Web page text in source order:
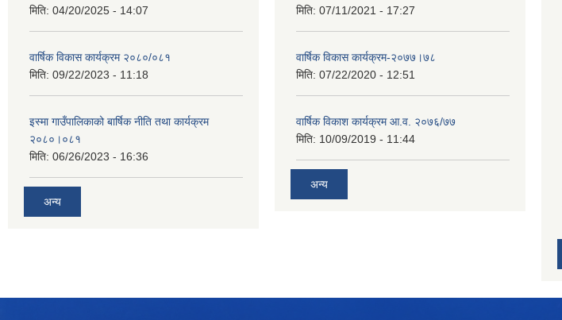
मिति: 04/20/2025 - 14:07
वार्षिक विकास कार्यक्रम २०८०/०८१
मिति: 09/22/2023 - 11:18
इस्मा गाउँपालिकाको बार्षिक नीति तथा कार्यक्रम
२०८०।०८१
मिति: 06/26/2023 - 16:36
अन्य
मिति: 07/11/2021 - 17:27
वार्षिक विकास कार्यक्रम-२०७७।७८
मिति: 07/22/2020 - 12:51
वार्षिक विकाश कार्यक्रम आ.व. २०७६/७७
मिति: 10/09/2019 - 11:44
अन्य